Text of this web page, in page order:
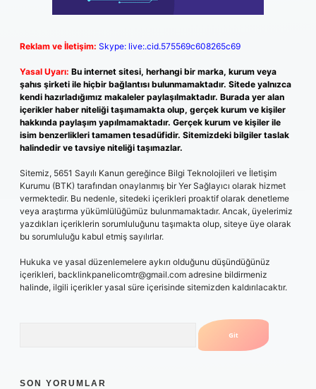
Reklam ve İletişim: Skype: live:.cid.575569c608265c69
Yasal Uyarı: Bu internet sitesi, herhangi bir marka, kurum veya
şahıs şirketi ile hiçbir bağlantısı bulunmamaktadır. Sitede yalnızca
kendi hazırladığımız makaleler paylaşılmaktadır. Burada yer alan
içerikler haber niteliği taşımamakta olup, gerçek kurum ve kişiler
hakkında paylaşım yapılmamaktadır. Gerçek kurum ve kişiler ile
isim benzerlikleri tamamen tesadüfidir. Sitemizdeki bilgiler taslak
halindedir ve tavsiye niteliği taşımazlar.
Sitemiz, 5651 Sayılı Kanun gereğince Bilgi Teknolojileri ve İletişim
Kurumu (BTK) tarafından onaylanmış bir Yer Sağlayıcı olarak hizmet
vermektedir. Bu nedenle, sitedeki içerikleri proaktif olarak denetleme
veya araştırma yükümlülüğümüz bulunmamaktadır. Ancak, üyelerimiz
yazdıkları içeriklerin sorumluluğunu taşımakta olup, siteye üye olarak
bu sorumluluğu kabul etmiş sayılırlar.
Hukuka ve yasal düzenlemelere aykırı olduğunu düşündüğünüz
içerikleri, backlinkpanelicomtr@gmail.com adresine bildirmeniz
halinde, ilgili içerikler yasal süre içerisinde sitemizden kaldırılacaktır.
SON YORUMLAR